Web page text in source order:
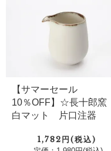
【サマーセール
10％OFF】☆長十郎窯
白マット 片口注器
1,782円(税込)